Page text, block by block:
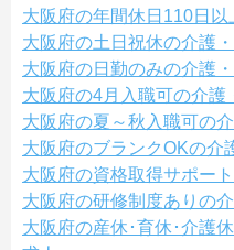
大阪府の年間休日110日以
大阪府の土日祝休の介護
大阪府の日勤のみの介護
大阪府の4月入職可の介護
大阪府の夏～秋入職可の
大阪府のブランクOKの介
大阪府の資格取得サポー
大阪府の研修制度ありの
大阪府の産休･育休･介護